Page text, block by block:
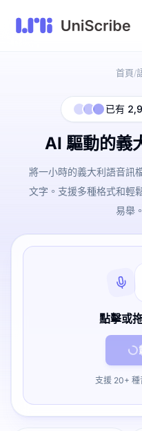
首頁/
已有
AI 驅動的義
將一小時的義大利語音訊
文字。支援多種格式和輕
易舉
點擊或
支援 20+ 種